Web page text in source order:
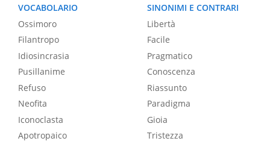
VOCABOLARIO
Ossimoro
Filantropo
Idiosincrasia
Pusillanime
Refuso
Neofita
Iconoclasta
Apotropaico
SINONIMI E CONTRARI
Libertà
Facile
Pragmatico
Conoscenza
Riassunto
Paradigma
Gioia
Tristezza